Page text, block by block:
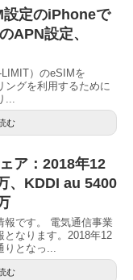
設定のiPhoneで
APN設定、
）のeSIMを
ングを利用するために
む
ア：2018年12
、KDDI au 5400
報です。 電気通信事業
なります。2018年12
となっ...
む